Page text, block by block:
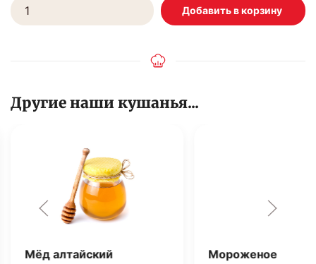
Другие наши кушанья...
Мёд алтайский Мороженое